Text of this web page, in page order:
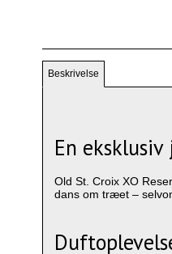
Beskrivelse
En
Old St. Croix XO
dans om træet –